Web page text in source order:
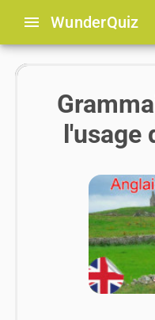
menu WunderQuiz
l'usage